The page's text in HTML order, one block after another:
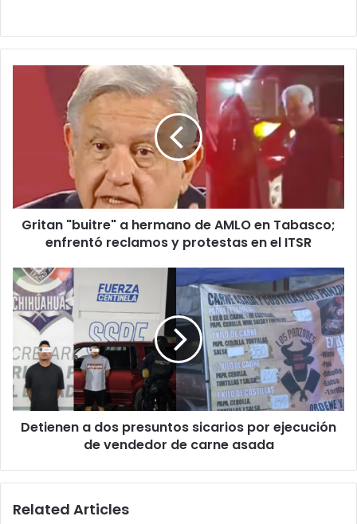
Tabasco;
enfrentó
reclamos
en
el
ITSR
Gritan "buitre" a hermano de AMLO en Tabasco;
enfrentó reclamos y protestas en el ITSR
Detienen
a
dos
presuntos
sicarios
por
ejecución
de
vendedor
deDetienen a dos presuntos sicarios por ejecución
de vendedor de carne asada
Related Articles